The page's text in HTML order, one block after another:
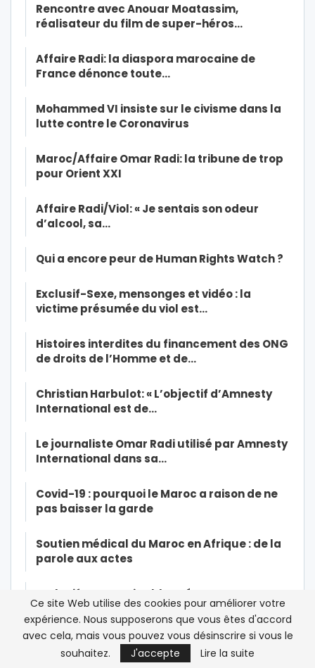
Rencontre avec Anouar Moatassim,
réalisateur du film de super-héros…
Affaire Radi: la diaspora marocaine de
France dénonce toute…
Mohammed VI insiste sur le civisme dans la
lutte contre le Coronavirus
Maroc/Affaire Omar Radi: la tribune de trop
pour Orient XXI
Affaire Radi/Viol: « Je sentais son odeur
d’alcool, sa…
Qui a encore peur de Human Rights Watch ?
Exclusif-Sexe, mensonges et vidéo : la
victime présumée du viol est…
Histoires interdites du financement des ONG
de droits de l’Homme et de…
Christian Harbulot: « L’objectif d’Amnesty
International est de…
Le journaliste Omar Radi utilisé par Amnesty
International dans sa…
Covid-19 : pourquoi le Maroc a raison de ne
pas baisser la garde
Soutien médical du Maroc en Afrique : de la
parole aux actes
Exclusif- Marocains bloqués en France:
début de l’opération de…
Exclusif-Ramid dans la tourmente: une
source à la CNSS affirme à…
Ce site Web utilise des cookies pour améliorer votre
expérience. Nous supposerons que vous êtes d'accord
avec cela, mais vous pouvez vous désinscrire si vous le
souhaitez.
J'accepte Lire la suite